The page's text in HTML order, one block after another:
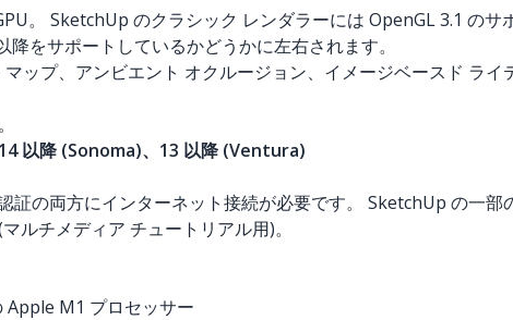
。 SketchUp のクラシック レンダラーには OpenGL 3.1 の
をサポートしているかどうかに左右されます。
ップ、アンビエント オクルージョン、イメージベースド ラ
以降 (Sonoma)、13 以降 (Ventura)
証の両方にインターネット接続が必要です。 SketchUp の一部
ルチメディア チュートリアル用)。
Apple M1 プロセッサー